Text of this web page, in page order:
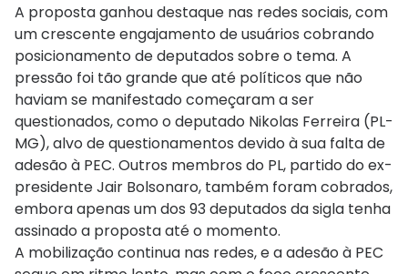
A proposta ganhou destaque nas redes sociais, com
um crescente engajamento de usuários cobrando
posicionamento de deputados sobre o tema. A
pressão foi tão grande que até políticos que não
haviam se manifestado começaram a ser
questionados, como o deputado Nikolas Ferreira (PL-
MG), alvo de questionamentos devido à sua falta de
adesão à PEC. Outros membros do PL, partido do ex-
presidente Jair Bolsonaro, também foram cobrados,
embora apenas um dos 93 deputados da sigla tenha
assinado a proposta até o momento.
A mobilização continua nas redes, e a adesão à PEC